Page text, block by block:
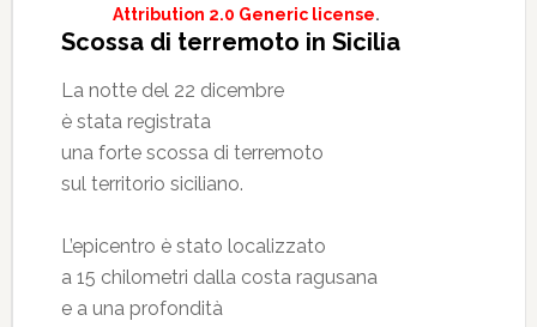
Attribution 2.0 Generic license.
Scossa di terremoto in Sicilia
La notte del 22 dicembre
è stata registrata
una forte scossa di terremoto
sul territorio siciliano.
L’epicentro è stato localizzato
a 15 chilometri dalla costa ragusana
e a una profondità